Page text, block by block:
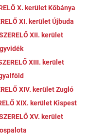
X. kerület Kőbánya
XI. kerület Újbuda
XII. kerület
XIII. kerület
XIV. kerület Zugló
XIX. kerület Kispest
XV. kerület